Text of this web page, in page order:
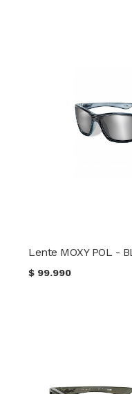
$ 99.990